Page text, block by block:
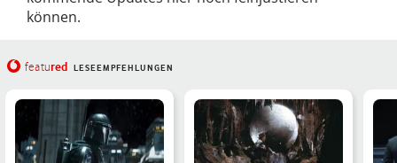
können.
featured LESEEMPFEHLUNGEN